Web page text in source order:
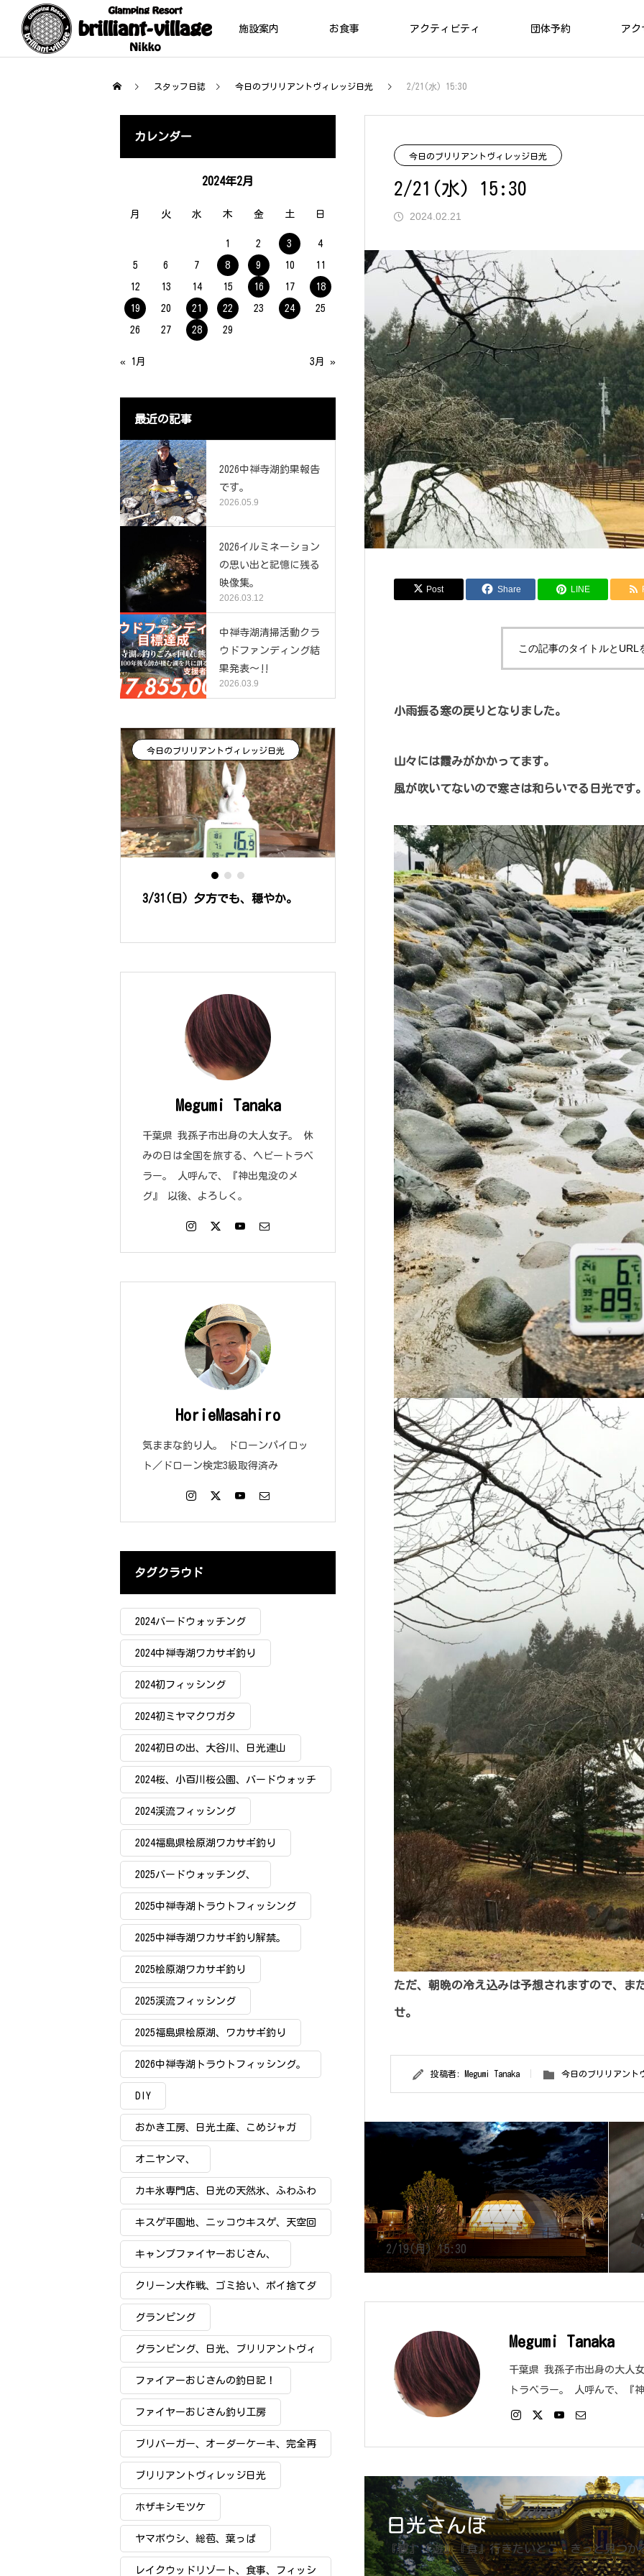
施設案内 お食事 アクティビティ 団体予約 アク
VILLAGE
管理棟のご案内
VILLAGE
お食事
チェックイン＆チェックアウト
アクティビティ
スタッフ日誌 今日のブリリアントヴィレッジ日光 2/21(水) 15:30
今日のブリリアントヴィレッジ日光
2/21(水) 15:30
2024.02.21
Post Share LINE
この記事のタイトルとURL
小雨振る寒の戻りとなりました。
山々には霞みがかかってます。
風が吹いてないので寒さは和らいでる日光です。
ただ、朝晩の冷え込みは予想されますので、ま
せ。
投稿者: Megumi Tanaka 今日のブリリアント
2/19(月) 15:30
Megumi Tanaka
千葉県 我孫子市出身の大人
トラベラー。 人呼んで、『
日光さんぽ
『観』『遊』『食』行きたいとこ、きっと見つか
カレンダー
2024年2月
月 火 水 木 金 土 日
1 2 3 4
5 6 7 8 9 10 11
12 13 14 15 16 17 18
19 20 21 22 23 24 25
26 27 28 29
« 1月 3月 »
最近の記事
2026中禅寺湖釣果報告
です。
2026.05.9
2026イルミネーション
の思い出と記憶に残る
映像集。
2026.03.12
中禅寺湖清掃活動クラ
ウドファンディング結
果発表～‼️
2026.03.9
マサの釣り掘
巣箱は只今！満室です。
中禅寺湖ワカサギ釣り自己記録
更新です！
3/31(日) 夕
Megumi Tanaka
千葉県 我孫子市出身の大人女子。 休
みの日は全国を旅する、ヘビートラベ
ラー。 人呼んで、『神出鬼没のメ
グ』 以後、よろしく。
HorieMasahiro
気ままな釣り人。 ドローンパイロッ
ト／ドローン検定3級取得済み
タグクラウド
2024バードウォッチング
2024中禅寺湖ワカサギ釣り
2024初フィッシング
2024初ミヤマクワガタ
2024初日の出、大谷川、日光連山
2024桜、小百川桜公園、バードウォッチ
ング、桜穴場
2024渓流フィッシング
2024福島県桧原湖ワカサギ釣り
2025バードウォッチング、
2025中禅寺湖トラウトフィッシング
2025中禅寺湖ワカサギ釣り解禁。
2025桧原湖ワカサギ釣り
2025渓流フィッシング
2025福島県桧原湖、ワカサギ釣り
2026中禅寺湖トラウトフィッシング。
DIY
おかき工房、日光土産、こめジャガ
オニヤンマ、
カキ氷専門店、日光の天然氷、ふわふわ
カキ氷
キスゲ平園地、ニッコウキスゲ、天空回
廊
キャンプファイヤーおじさん、
クリーン大作戦、ゴミ拾い、ポイ捨てダ
メ
グランピング
グランピング、日光、ブリリアントヴィ
レッジ日光、
ファイアーおじさんの釣日記！
ファイヤーおじさん釣り工房
ブリバーガー、オーダーケーキ、完全再
現
ブリリアントヴィレッジ日光
ホザキシモツケ
ヤマボウシ、総苞、葉っぱ
レイクウッドリゾート、食事、フィッシ